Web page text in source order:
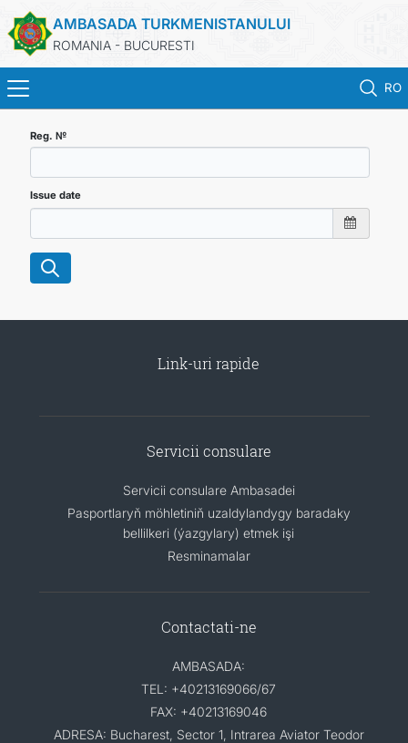
AMBASADA TURKMENISTANULUI
ROMANIA - BUCURESTI
RO
TURKMENISTAN
Reg. №
Issue date
Link-uri rapide
Servicii consulare
Servicii consulare Ambasadei
Pasportlaryň möhletiniň uzaldylandygy baradaky
bellilkeri (ýazgylary) etmek işi
Resminamalar
Contactati-ne
AMBASADA:
TEL: +40213169066/67
FAX: +40213169046
ADRESA: Bucharest, Sector 1, Intrarea Aviator Teodor